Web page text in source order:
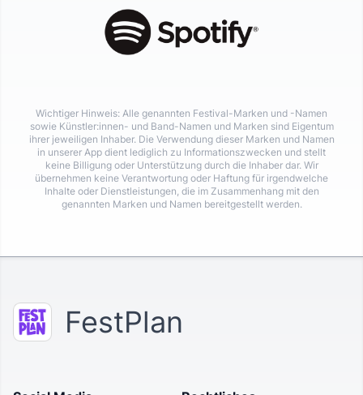
Wichtiger Hinweis: Alle genannten Festival-Marken und -Namen
sowie Künstler:innen- und Band-Namen und Marken sind Eigentum
ihrer jeweiligen Inhaber. Die Verwendung dieser Marken und Namen
in unserer App dient lediglich zu Informationszwecken und stellt
keine Billigung oder Unterstützung durch die Inhaber dar. Wir
übernehmen keine Verantwortung oder Haftung für irgendwelche
Inhalte oder Dienstleistungen, die im Zusammenhang mit den
genannten Marken und Namen bereitgestellt werden.
FestPlan